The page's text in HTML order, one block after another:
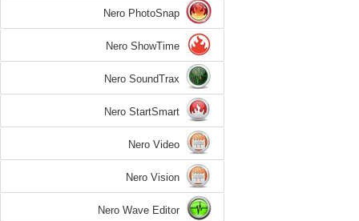
Nero PhotoSnap
Nero ShowTime
Nero SoundTrax
Nero StartSmart
Nero Video
Nero Vision
Nero Wave Editor